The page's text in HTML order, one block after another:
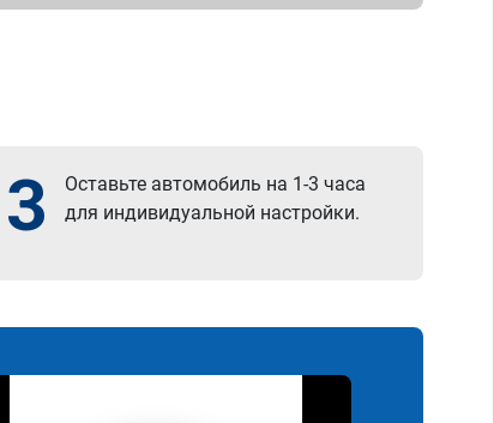
3
Оставьте автомобиль на 1-3 часа
для индивидуальной настройки.